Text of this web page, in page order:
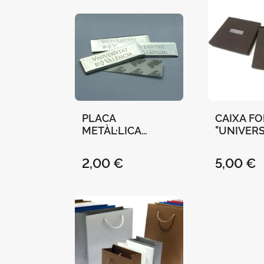
PLACA
METÀL·LICA
CM (ADHESIVA)
2,00 €
CAIXA
5,00 €